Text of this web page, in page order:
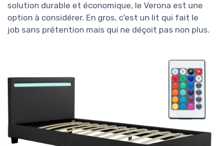
solution durable et économique, le Verona est une
option à considérer. En gros, c'est un lit qui fait le
job sans prétention mais qui ne déçoit pas non plus.